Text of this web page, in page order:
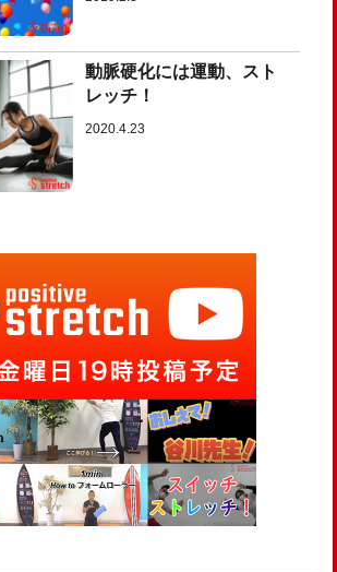
動脈硬化には運動、スト
レッチ！
2020.4.23